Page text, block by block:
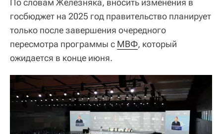
госбюджет на 2025 год правительство планирует
только после завершения очередного
пересмотра программы с МВФ, который
ожидается в конце июня.